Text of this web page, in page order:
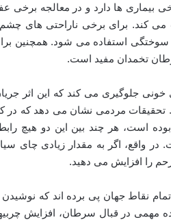
بیماری ها دارد و در معالجه برخی
کند. برای برخی ناراحتی های چشم
استفاده می شود. همچنین
تخمدان مفید است.
خونی جلوگیری می کند که این اثر
مردمی نشان می دهد که در
است، هر چند بین این دو هیچ
واقع، اگر به مقدار زیادی چای
را افزایش می دهید.
نقاط جهان پی برده اند که
مهمی در قبال سرطان، افزایش